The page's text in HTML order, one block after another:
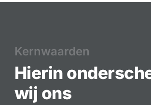
Kernwaarden
Hierin
wij ons